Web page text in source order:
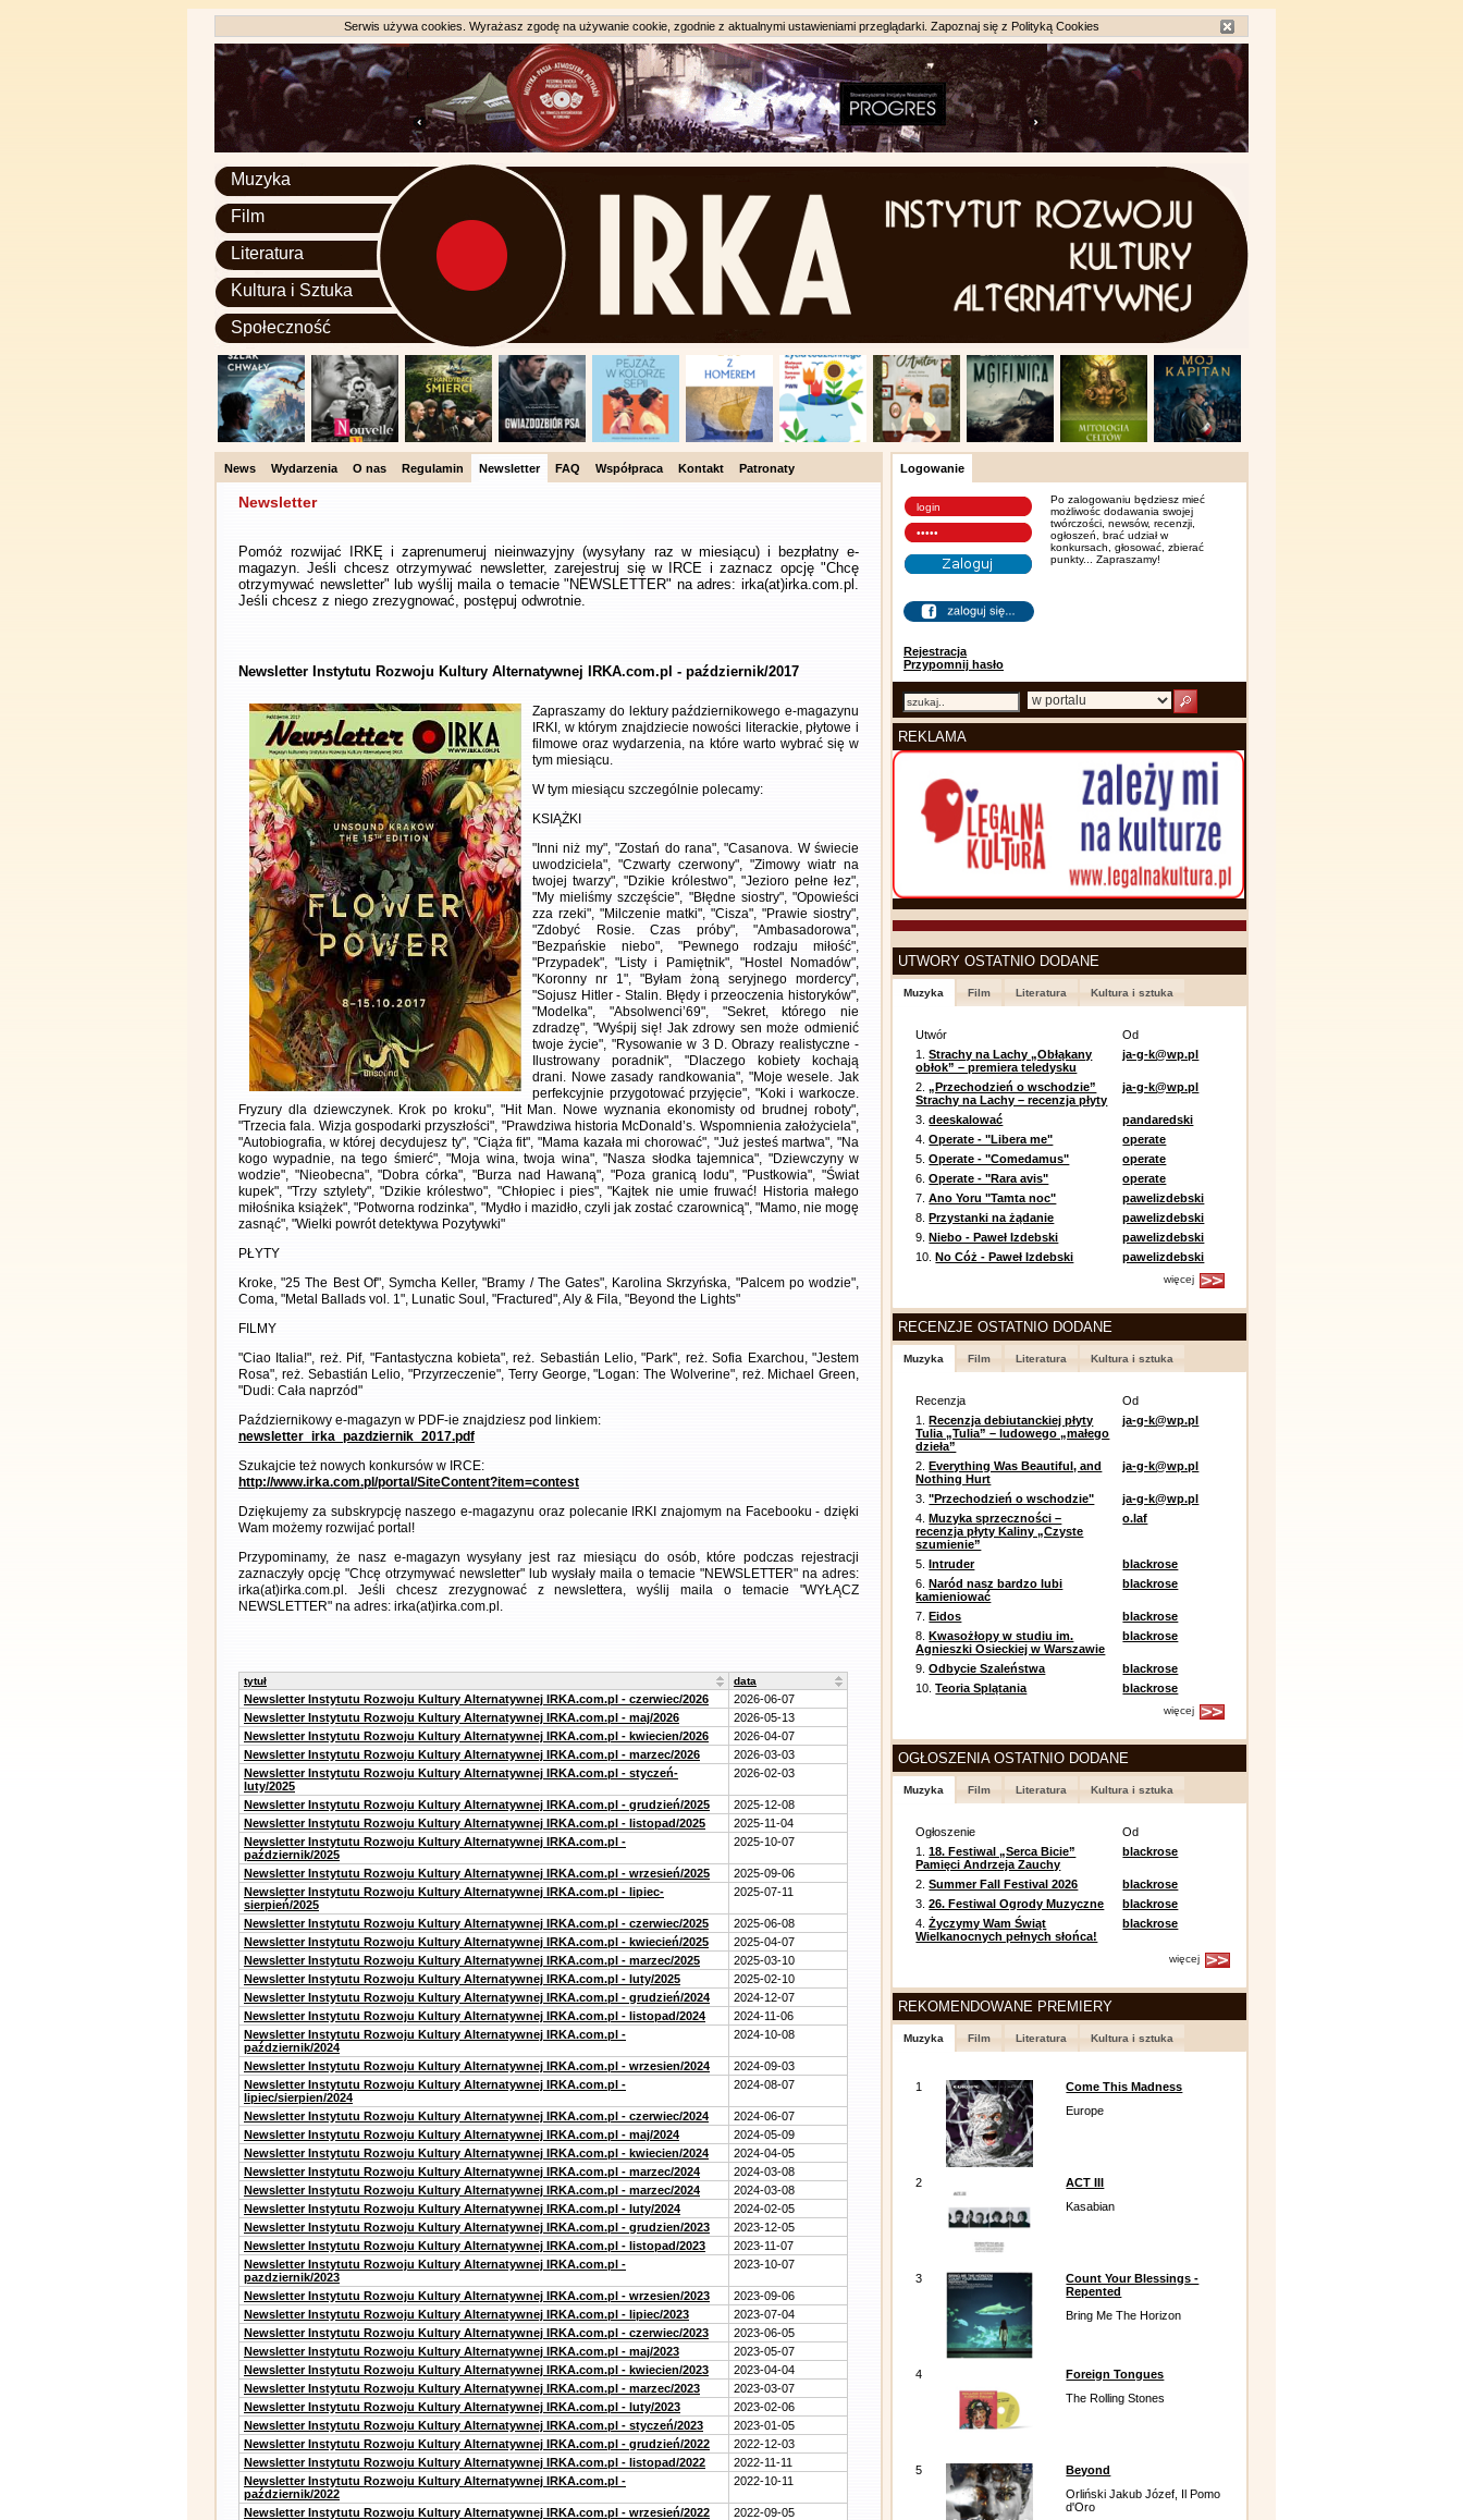
Serwis używa cookies. Wyrażasz zgodę na używanie cookie, zgodnie z aktualnymi ustawieniami przeglądarki. Zapoznaj się z Polityką Cookies
Muzyka
Film
Literatura
Kultura i Sztuka
Społeczność
News Wydarzenia O nas Regulamin Newsletter FAQ Współpraca Kontakt Patronaty
Newsletter
Pomóż rozwijać IRKĘ i zaprenumeruj nieinwazyjny (wysyłany raz w miesiącu) i bezpłatny e-
magazyn. Jeśli chcesz otrzymywać newsletter, zarejestruj się w IRCE i zaznacz opcję "Chcę
otrzymywać newsletter" lub wyślij maila o temacie "NEWSLETTER" na adres: irka(at)irka.com.pl.
Jeśli chcesz z niego zrezygnować, postępuj odwrotnie.
Newsletter Instytutu Rozwoju Kultury Alternatywnej IRKA.com.pl - październik/2017
Zapraszamy do lektury październikowego e-magazynu
IRKI, w którym znajdziecie nowości literackie, płytowe i
filmowe oraz wydarzenia, na które warto wybrać się w
tym miesiącu.
W tym miesiącu szczególnie polecamy:
KSIĄŻKI
"Inni niż my", "Zostań do rana", "Casanova. W świecie
uwodziciela", "Czwarty czerwony", "Zimowy wiatr na
twojej twarzy", "Dzikie królestwo", "Jezioro pełne łez",
"My mieliśmy szczęście", "Błędne siostry", "Opowieści
zza rzeki", "Milczenie matki", "Cisza", "Prawie siostry",
"Zdobyć Rosie. Czas próby", "Ambasadorowa",
"Bezpańskie niebo", "Pewnego rodzaju miłość",
"Przypadek", "Listy i Pamiętnik", "Hostel Nomadów",
"Koronny nr 1", "Byłam żoną seryjnego mordercy",
"Sojusz Hitler - Stalin. Błędy i przeoczenia historyków",
"Modelka", "Absolwenci’69", "Sekret, którego nie
zdradzę", "Wyśpij się! Jak zdrowy sen może odmienić
twoje życie", "Rysowanie w 3 D. Obrazy realistyczne -
Ilustrowany poradnik", "Dlaczego kobiety kochają
drani. Nowe zasady randkowania", "Moje wesele. Jak
perfekcyjnie przygotować przyjęcie", "Koki i warkocze.
Fryzury dla dziewczynek. Krok po kroku", "Hit Man. Nowe wyznania ekonomisty od brudnej roboty",
"Trzecia fala. Wizja gospodarki przyszłości", "Prawdziwa historia McDonald’s. Wspomnienia założyciela",
"Autobiografia, w której decydujesz ty", "Ciąża fit", "Mama kazała mi chorować", "Już jesteś martwa", "Na
kogo wypadnie, na tego śmierć", "Moja wina, twoja wina", "Nasza słodka tajemnica", "Dziewczyny w
wodzie", "Nieobecna", "Dobra córka", "Burza nad Hawaną", "Poza granicą lodu", "Pustkowia", "Świat
kupek", "Trzy sztylety", "Dzikie królestwo", "Chłopiec i pies", "Kajtek nie umie fruwać! Historia małego
miłośnika książek", "Potworna rodzinka", "Mydło i mazidło, czyli jak zostać czarownicą", "Mamo, nie mogę
zasnąć", "Wielki powrót detektywa Pozytywki"
PŁYTY
Kroke, "25 The Best Of", Symcha Keller, "Bramy / The Gates", Karolina Skrzyńska, "Palcem po wodzie",
Coma, "Metal Ballads vol. 1", Lunatic Soul, "Fractured", Aly & Fila, "Beyond the Lights"
FILMY
"Ciao Italia!", reż. Pif, "Fantastyczna kobieta", reż. Sebastián Lelio, "Park", reż. Sofia Exarchou, "Jestem
Rosa", reż. Sebastián Lelio, "Przyrzeczenie", Terry George, "Logan: The Wolverine", reż. Michael Green,
"Dudi: Cała naprzód"
Październikowy e-magazyn w PDF-ie znajdziesz pod linkiem:
newsletter_irka_pazdziernik_2017.pdf
Szukajcie też nowych konkursów w IRCE:
http://www.irka.com.pl/portal/SiteContent?item=contest
Dziękujemy za subskrypcję naszego e-magazynu oraz polecanie IRKI znajomym na Facebooku - dzięki
Wam możemy rozwijać portal!
Przypominamy, że nasz e-magazyn wysyłany jest raz miesiącu do osób, które podczas rejestracji
zaznaczyły opcję "Chcę otrzymywać newsletter" lub wysłały maila o temacie "NEWSLETTER" na adres:
irka(at)irka.com.pl. Jeśli chcesz zrezygnować z newslettera, wyślij maila o temacie "WYŁĄCZ
NEWSLETTER" na adres: irka(at)irka.com.pl.
tytuł data
Newsletter Instytutu Rozwoju Kultury Alternatywnej IRKA.com.pl - czerwiec/2026
2026-06-07
Newsletter Instytutu Rozwoju Kultury Alternatywnej IRKA.com.pl - maj/2026
2026-05-13
Newsletter Instytutu Rozwoju Kultury Alternatywnej IRKA.com.pl - kwiecien/2026
2026-04-07
Newsletter Instytutu Rozwoju Kultury Alternatywnej IRKA.com.pl - marzec/2026
2026-03-03
Newsletter Instytutu Rozwoju Kultury Alternatywnej IRKA.com.pl - styczeń-
luty/2025
2026-02-03
Newsletter Instytutu Rozwoju Kultury Alternatywnej IRKA.com.pl - grudzień/2025
2025-12-08
Newsletter Instytutu Rozwoju Kultury Alternatywnej IRKA.com.pl - listopad/2025
2025-11-04
Newsletter Instytutu Rozwoju Kultury Alternatywnej IRKA.com.pl -
październik/2025
2025-10-07
Newsletter Instytutu Rozwoju Kultury Alternatywnej IRKA.com.pl - wrzesień/2025
2025-09-06
Newsletter Instytutu Rozwoju Kultury Alternatywnej IRKA.com.pl - lipiec-
sierpień/2025
2025-07-11
Newsletter Instytutu Rozwoju Kultury Alternatywnej IRKA.com.pl - czerwiec/2025
2025-06-08
Newsletter Instytutu Rozwoju Kultury Alternatywnej IRKA.com.pl - kwiecień/2025
2025-04-07
Newsletter Instytutu Rozwoju Kultury Alternatywnej IRKA.com.pl - marzec/2025
2025-03-10
Newsletter Instytutu Rozwoju Kultury Alternatywnej IRKA.com.pl - luty/2025
2025-02-10
Newsletter Instytutu Rozwoju Kultury Alternatywnej IRKA.com.pl - grudzień/2024
2024-12-07
Newsletter Instytutu Rozwoju Kultury Alternatywnej IRKA.com.pl - listopad/2024
2024-11-06
Newsletter Instytutu Rozwoju Kultury Alternatywnej IRKA.com.pl -
październik/2024
2024-10-08
Newsletter Instytutu Rozwoju Kultury Alternatywnej IRKA.com.pl - wrzesien/2024
2024-09-03
Newsletter Instytutu Rozwoju Kultury Alternatywnej IRKA.com.pl -
lipiec/sierpien/2024
2024-08-07
Newsletter Instytutu Rozwoju Kultury Alternatywnej IRKA.com.pl - czerwiec/2024
2024-06-07
Newsletter Instytutu Rozwoju Kultury Alternatywnej IRKA.com.pl - maj/2024
2024-05-09
Newsletter Instytutu Rozwoju Kultury Alternatywnej IRKA.com.pl - kwiecien/2024
2024-04-05
Newsletter Instytutu Rozwoju Kultury Alternatywnej IRKA.com.pl - marzec/2024
2024-03-08
Newsletter Instytutu Rozwoju Kultury Alternatywnej IRKA.com.pl - marzec/2024
2024-03-08
Newsletter Instytutu Rozwoju Kultury Alternatywnej IRKA.com.pl - luty/2024
2024-02-05
Newsletter Instytutu Rozwoju Kultury Alternatywnej IRKA.com.pl - grudzien/2023
2023-12-05
Newsletter Instytutu Rozwoju Kultury Alternatywnej IRKA.com.pl - listopad/2023
2023-11-07
Newsletter Instytutu Rozwoju Kultury Alternatywnej IRKA.com.pl -
pazdziernik/2023
2023-10-07
Newsletter Instytutu Rozwoju Kultury Alternatywnej IRKA.com.pl - wrzesien/2023
2023-09-06
Newsletter Instytutu Rozwoju Kultury Alternatywnej IRKA.com.pl - lipiec/2023
2023-07-04
Newsletter Instytutu Rozwoju Kultury Alternatywnej IRKA.com.pl - czerwiec/2023
2023-06-05
Newsletter Instytutu Rozwoju Kultury Alternatywnej IRKA.com.pl - maj/2023
2023-05-07
Newsletter Instytutu Rozwoju Kultury Alternatywnej IRKA.com.pl - kwiecien/2023
2023-04-04
Newsletter Instytutu Rozwoju Kultury Alternatywnej IRKA.com.pl - marzec/2023
2023-03-07
Newsletter Instytutu Rozwoju Kultury Alternatywnej IRKA.com.pl - luty/2023
2023-02-06
Newsletter Instytutu Rozwoju Kultury Alternatywnej IRKA.com.pl - styczeń/2023
2023-01-05
Newsletter Instytutu Rozwoju Kultury Alternatywnej IRKA.com.pl - grudzień/2022
2022-12-03
Newsletter Instytutu Rozwoju Kultury Alternatywnej IRKA.com.pl - listopad/2022
2022-11-11
Newsletter Instytutu Rozwoju Kultury Alternatywnej IRKA.com.pl -
październik/2022
2022-10-11
Newsletter Instytutu Rozwoju Kultury Alternatywnej IRKA.com.pl - wrzesień/2022
2022-09-05
Logowanie
Rejestracja
Przypomnij hasło
Po zalogowaniu będziesz mieć
możliwośc dodawania swojej
twórczości, newsów, recenzji,
ogłoszeń, brać udział w
konkursach, głosować, zbierać
punkty... Zapraszamy!
REKLAMA
UTWORY OSTATNIO DODANE
Muzyka Film Literatura Kultura i sztuka
Utwór
Od
1.Strachy na Lachy „Obłąkany
obłok” – premiera teledysku
ja-g-k@wp.pl
2.„Przechodzień o wschodzie”
Strachy na Lachy – recenzja płyty
ja-g-k@wp.pl
3.deeskalować
pandaredski
4.Operate - "Libera me"
operate
5.Operate - "Comedamus"
operate
6.Operate - "Rara avis"
operate
7.Ano Yoru "Tamta noc"
pawelizdebski
8.Przystanki na żądanie
pawelizdebski
9.Niebo - Paweł Izdebski
pawelizdebski
10.No Cóż - Paweł Izdebski pawelizdebski
więcej
RECENZJE OSTATNIO DODANE
Muzyka Film Literatura Kultura i sztuka
Recenzja
Od
1.Recenzja debiutanckiej płyty
Tulia „Tulia” – ludowego „małego
dzieła”
ja-g-k@wp.pl
2.Everything Was Beautiful, and
Nothing Hurt
ja-g-k@wp.pl
3."Przechodzień o wschodzie"
ja-g-k@wp.pl
4.Muzyka sprzeczności –
recenzja płyty Kaliny „Czyste
szumienie”
o.laf
5.Intruder
blackrose
6.Naród nasz bardzo lubi
kamieniować
blackrose
7.Eidos
blackrose
8.Kwasożłopy w studiu im.
Agnieszki Osieckiej w Warszawie
blackrose
9.Odbycie Szaleństwa
blackrose
10.Teoria Splątania blackrose
więcej
OGŁOSZENIA OSTATNIO DODANE
Muzyka Film Literatura Kultura i sztuka
Ogłoszenie
Od
1.18. Festiwal „Serca Bicie”
Pamięci Andrzeja Zauchy
blackrose
2.Summer Fall Festival 2026
blackrose
3.26. Festiwal Ogrody Muzyczne
blackrose
4.Życzymy Wam Świąt
Wielkanocnych pełnych słońca!
blackrose
więcej
REKOMENDOWANE PREMIERY
Muzyka Film Literatura Kultura i sztuka
1
Come This Madness
Europe
2
ACT III
Kasabian
3
Count Your Blessings -
Repented
Bring Me The Horizon
4
Foreign Tongues
The Rolling Stones
5
Beyond
Orliński Jakub Józef, Il Pomo
d'Oro